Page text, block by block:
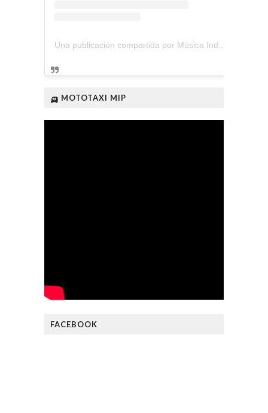
Una publicación compartida por Música Independiente Perú 🇵🇪 (@musica.independiente.peru)
🛺 MOTOTAXI MIP
FACEBOOK